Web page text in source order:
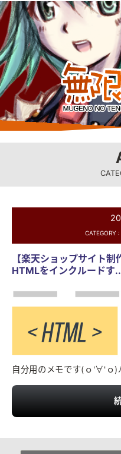
CATEGORY :
【楽天ショップサイト
HTMLをインクルードす
自分用のメモです(ｏ'∀'ｏ)